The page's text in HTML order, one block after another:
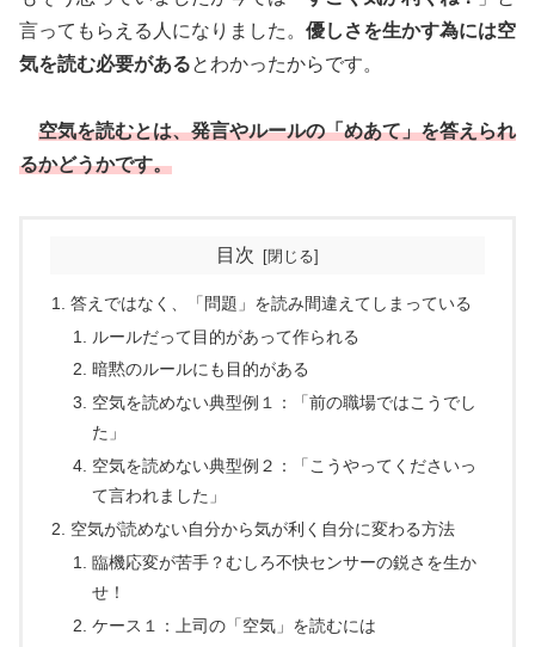
言ってもらえる人になりました。 優しさを生かす為には空
気を読む必要があるとわかったからです。
空気を読むとは、発言やルールの「めあて」を答えられ
るかどうかです。
目次
答えではなく、「問題」を読み間違えてしまっている
ルールだって目的があって作られる
暗黙のルールにも目的がある
空気を読めない典型例１：「前の職場ではこうでし
た」
空気を読めない典型例２：「こうやってくださいっ
て言われました」
空気が読めない自分から気が利く自分に変わる方法
臨機応変が苦手？むしろ不快センサーの鋭さを生か
せ！
ケース１：上司の「空気」を読むには